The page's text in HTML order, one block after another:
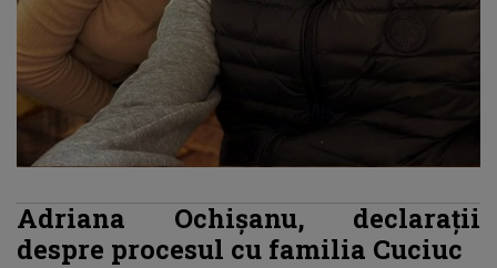
Adriana Ochișanu, declarații
despre procesul cu familia Cuciuc